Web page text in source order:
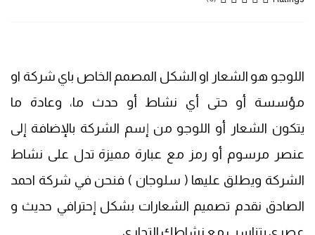
اللوجو هو الشعار او الشكل المصمم الخاص باي شركة او
مؤسسة أو حتى أي نشاط أو حدث ما، وعادة ما
يتكون الشعار أو اللوجو من إسم الشركة بالإضافة إلى
عنصر مرسوم أو رمز مع عبارة مميزة تدل على نشاط
الشركة ويطلق عليها ( سلوجان ) فنحن في شركة احمد
الصادق نقدم تصميم الشعارات بشكل إحترافي حديث و
عصري يتناسب مع نشاطك التجاري.